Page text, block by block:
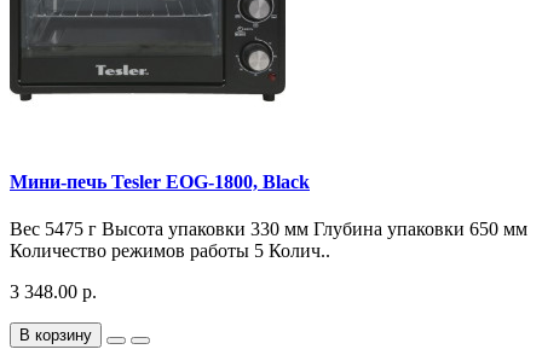
Мини-печь Tesler EOG-1800, Black
Вес 5475 г Высота упаковки 330 мм Глубина упаковки 650 мм
Количество режимов работы 5 Колич..
3 348.00 р.
В корзину